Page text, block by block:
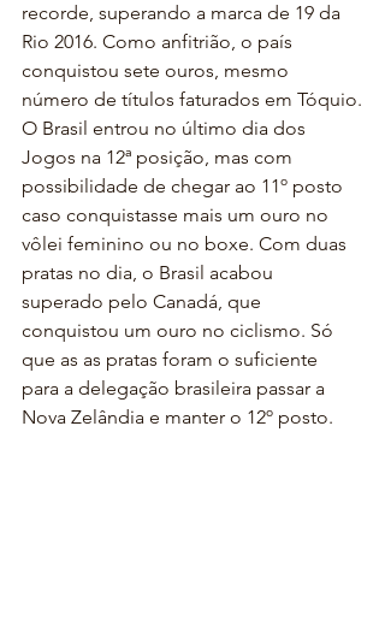
recorde, superando a marca de 19 da
Rio 2016. Como anfitrião, o país
conquistou sete ouros, mesmo
número de títulos faturados em Tóquio.
O Brasil entrou no último dia dos
Jogos na 12ª posição, mas com
possibilidade de chegar ao 11º posto
caso conquistasse mais um ouro no
vôlei feminino ou no boxe. Com duas
pratas no dia, o Brasil acabou
superado pelo Canadá, que
conquistou um ouro no ciclismo. Só
que as as pratas foram o suficiente
para a delegação brasileira passar a
Nova Zelândia e manter o 12º posto.